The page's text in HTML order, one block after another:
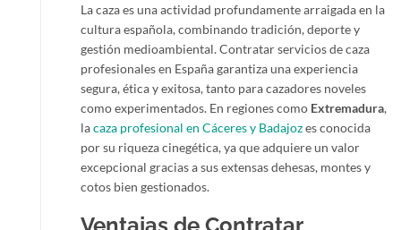
La caza es una actividad profundamente arraigada en la
cultura española, combinando tradición, deporte y
gestión medioambiental. Contratar servicios de caza
profesionales en España garantiza una experiencia
segura, ética y exitosa, tanto para cazadores noveles
como experimentados. En regiones como Extremadura,
lacaza profesional en Cáceres y Badajozes conocida
por su riqueza cinegética, ya que adquiere un valor
excepcional gracias a sus extensas dehesas, montes y
cotos bien gestionados.